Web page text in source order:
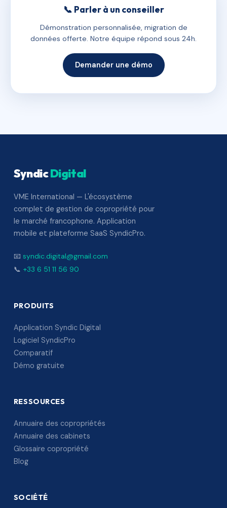
📞 Parler à un conseiller
Démonstration personnalisée, migration de
données offerte. Notre équipe répond sous 24h.
Demander une démo
SyndicDigital
VME International — L'écosystème
complet de gestion de copropriété pour
le marché francophone. Application
mobile et plateforme SaaS SyndicPro.
📧 syndic.digital@gmail.com
📞 +33 6 51 11 56 90
PRODUITS
Application Syndic Digital
Logiciel SyndicPro
Comparatif
Démo gratuite
RESSOURCES
Annuaire des copropriétés
Annuaire des cabinets
Glossaire copropriété
Blog
SOCIÉTÉ